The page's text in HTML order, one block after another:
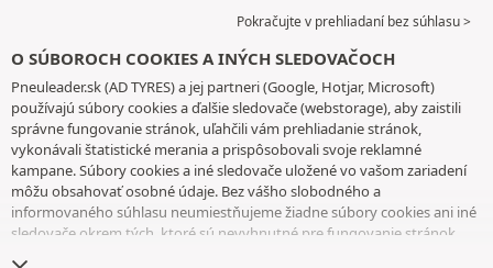
Pokračujte v prehliadaní bez súhlasu >
O SÚBOROCH COOKIES A INÝCH SLEDOVAČOCH
Pneuleader.sk (AD TYRES) a jej partneri (Google, Hotjar, Microsoft)
používajú súbory cookies a ďalšie sledovače (webstorage), aby zaistili
správne fungovanie stránok, uľahčili vám prehliadanie stránok,
vykonávali štatistické merania a prispôsobovali svoje reklamné
kampane. Súbory cookies a iné sledovače uložené vo vašom zariadení
môžu obsahovať osobné údaje. Bez vášho slobodného a
informovaného súhlasu neumiestňujeme žiadne súbory cookies ani iné
sledovače okrem tých, ktoré sú nevyhnutné pre fungovanie stránok.